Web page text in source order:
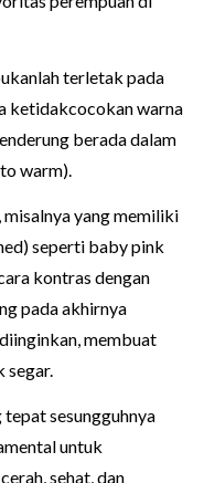
terletak pada
ketidakcocokan warna
berada dalam
warm).
misalnya yang memiliki
seperti baby pink
kontras dengan
pada akhirnya
membuat
segar.
tepat sesungguhnya
untuk
sehat, dan